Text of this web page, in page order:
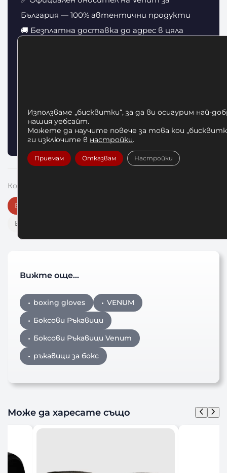
България — 100% автентични продукти
🚚 Безплатна доставка до адрес в цяла
💳 Плащане при доставка, онлайн или на
изплащане с TBI Bank
Комплектувай екипировката си:
Всички Venum продукти
Всички боксови ръкавици
Вижте още…
boxing gloves
VENUM
Боксови Ръкавици
Боксови Ръкавици Venum
ръкавици за бокс
Може да харесате също
Използваме „бисквитки“, за да ви осигурим най-
нашия уебсайт.
Можете да научите повече за това кои
ги изключите в настройки.
Приемам Отказвам Настройки